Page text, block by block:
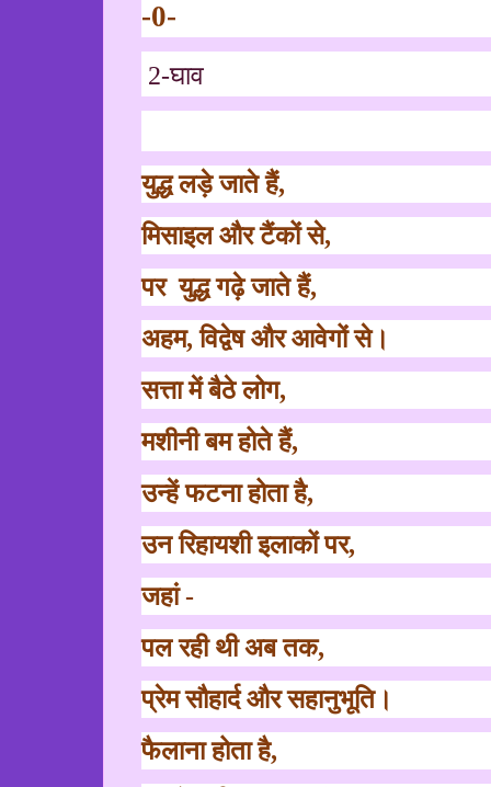
-0-
2-घाव
युद्ध लड़े जाते हैं,
मिसाइल और टैंकों से,
पर युद्ध गढ़े जाते हैं,
अहम,विद्वेष और आवेगों से।
सत्ता में बैठे लोग,
मशीनी बम होते हैं,
उन्हें फटना होता है,
उन रिहायशी इलाकों पर,
जहां -
पल रही थी अब तक,
प्रेम सौहार्द और सहानुभूति।
फैलाना होता है,